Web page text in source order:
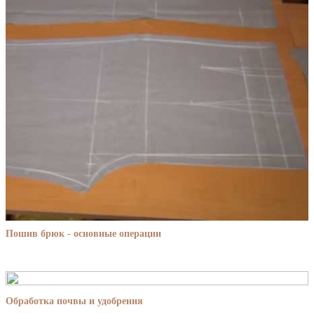
Пошив брюк - основные операции
Обработка почвы и удобрения